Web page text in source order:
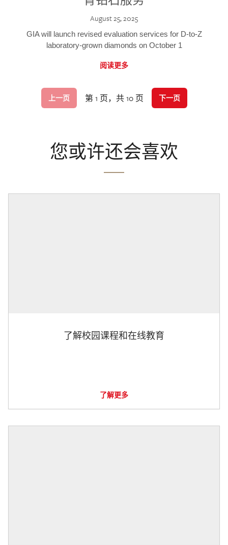
August 25, 2025
GIA will launch revised evaluation services for D-to-Z
laboratory-grown diamonds on October 1
阅读更多
上一页 第 1 页，共 10 页 下一页
您或许还会喜欢
了解校园课程和在线教育
了解更多